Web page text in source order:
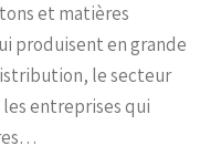
et matières
produisent en grande
le secteur
entreprises qui